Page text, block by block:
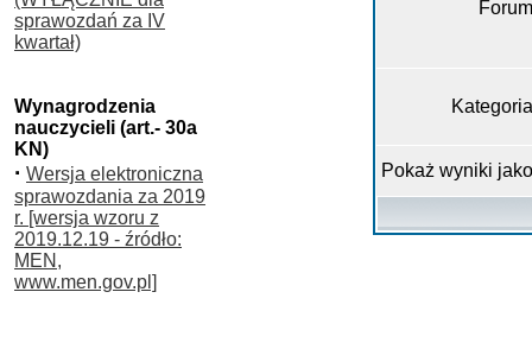
sprawozdań za IV
kwartał)
Wynagrodzenia
nauczycieli (art.- 30a
KN)
· Wersja elektroniczna
sprawozdania za 2019
r. [wersja wzoru z
2019.12.19 - źródło:
MEN,
www.men.gov.pl]
Pokaż wyniki